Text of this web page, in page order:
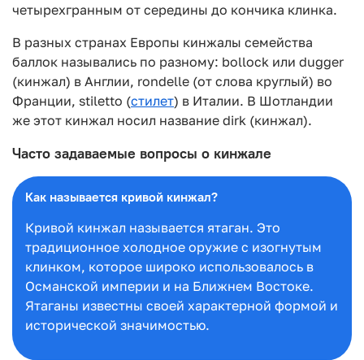
четырехгранным от середины до кончика клинка.
В разных странах Европы кинжалы семейства
баллок назывались по разному: bollock или dugger
(кинжал) в Англии, rondelle (от слова круглый) во
Франции, stiletto (стилет) в Италии. В Шотландии
же этот кинжал носил название dirk (кинжал).
Часто задаваемые вопросы о кинжале
Как называется кривой кинжал?
Кривой кинжал называется ятаган. Это
традиционное холодное оружие с изогнутым
клинком, которое широко использовалось в
Османской империи и на Ближнем Востоке.
Ятаганы известны своей характерной формой и
исторической значимостью.